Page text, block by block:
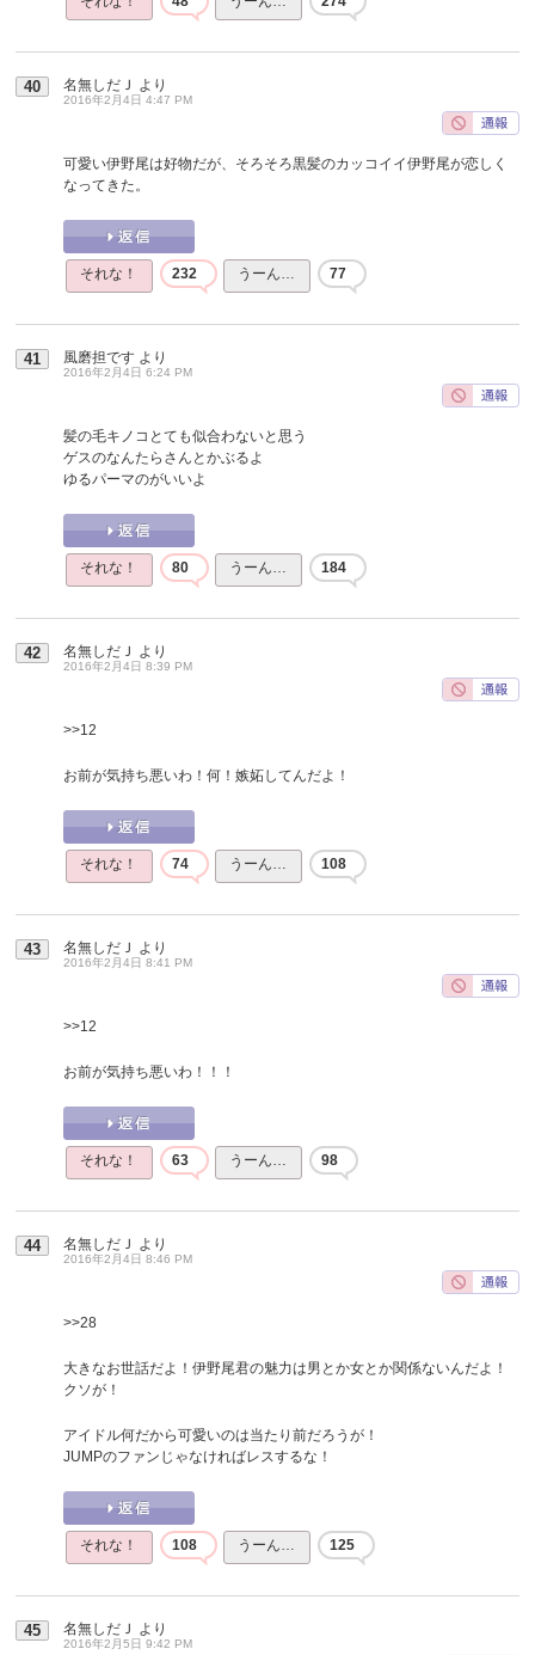
40 名無しだＪ より
2016年2月4日 4:47 PM
可愛い伊野尾は好物だが、そろそろ黒髪のカッコイイ伊野尾が恋しく
なってきた。
それな！ 232 うーん… 77
41 風磨担です より
2016年2月4日 6:24 PM
髪の毛キノコとても似合わないと思う
ゲスのなんたらさんとかぶるよ
ゆるパーマのがいいよ
それな！ 80 うーん… 184
42 名無しだＪ より
2016年2月4日 8:39 PM
>>12
お前が気持ち悪いわ！何！嫉妬してんだよ！
それな！ 74 うーん… 108
43 名無しだＪ より
2016年2月4日 8:41 PM
>>12
お前が気持ち悪いわ！！！
それな！ 63 うーん… 98
44 名無しだＪ より
2016年2月4日 8:46 PM
>>28
大きなお世話だよ！伊野尾君の魅力は男とか女とか関係ないんだよ！
クソが！
アイドル何だから可愛いのは当たり前だろうが！
JUMPのファンじゃなければレスするな！
それな！ 108 うーん… 125
45 名無しだＪ より
2016年2月5日 9:42 PM